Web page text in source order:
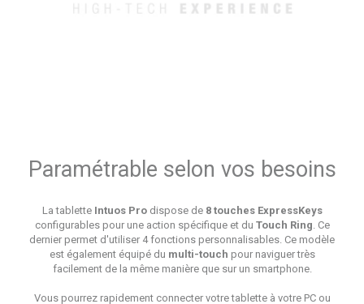
Paramétrable selon vos besoins
La tablette Intuos Prodispose de 8 touches ExpressKeys
configurables pour une action spécifique et du Touch Ring . Ce
dernier permet d'utiliser 4 fonctions personnalisables. Ce modèle
est également équipé du multi-touch pour naviguer très
facilement de la même manière que sur un smartphone.
Vous pourrez rapidement connecter votre tablette à votre PC ou